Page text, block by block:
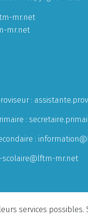
mr.net
mr.net
:
:
:
scolaire@lftm-mr.net
services